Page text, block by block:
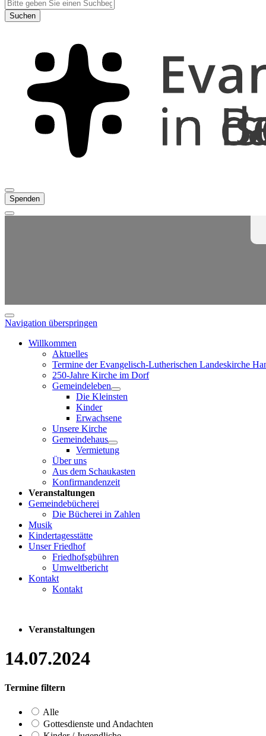
Suchen
Spenden
Navigation überspringen
Willkommen
Aktuelles
Termine der Evangelisch-Lutherischen Landeskirche
250-Jahre Kirche im Dorf
Gemeindeleben
Die Kleinsten
Kinder
Erwachsene
Unsere Kirche
Gemeindehaus
Vermietung
Über uns
Aus dem Schaukasten
Konfirmandenzeit
Veranstaltungen
Gemeindebücherei
Die Bücherei in Zahlen
Musik
Kindertagesstätte
Unser Friedhof
Friedhofsgbühren
Umweltbericht
Kontakt
Kontakt
Veranstaltungen
14.07.2024
Termine filtern
Alle
Gottesdienste und Andachten